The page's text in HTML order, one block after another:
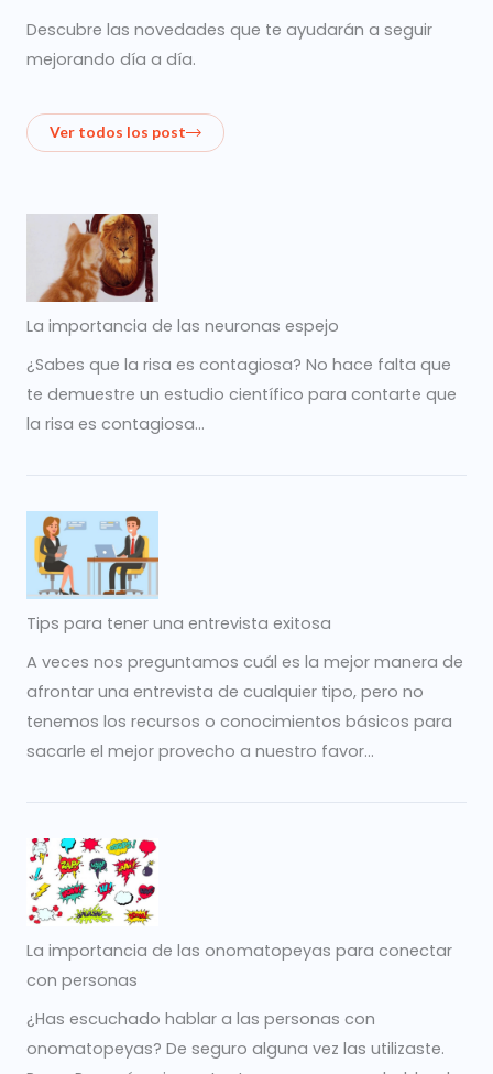
Descubre las novedades que te ayudarán a seguir
mejorando día a día.
Ver todos los post
La importancia de las neuronas espejo
¿Sabes que la risa es contagiosa? No hace falta que
te demuestre un estudio científico para contarte que
la risa es contagiosa…
Tips para tener una entrevista exitosa
A veces nos preguntamos cuál es la mejor manera de
afrontar una entrevista de cualquier tipo, pero no
tenemos los recursos o conocimientos básicos para
sacarle el mejor provecho a nuestro favor...
La importancia de las onomatopeyas para conectar
con personas
¿Has escuchado hablar a las personas con
onomatopeyas? De seguro alguna vez las utilizaste.